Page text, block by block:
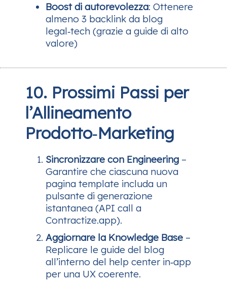
Boost di autorevolezza: Ottenere
almeno 3 backlink da blog
legal‑tech (grazie a guide di alto
valore)
10. Prossimi Passi per
l’Allineamento
Prodotto‑Marketing
Sincronizzare con Engineering –
Garantire che ciascuna nuova
pagina template includa un
pulsante di generazione
istantanea (API call a
Contractize.app).
Aggiornare la Knowledge Base –
Replicare le guide del blog
all’interno del help center in‑app
per una UX coerente.